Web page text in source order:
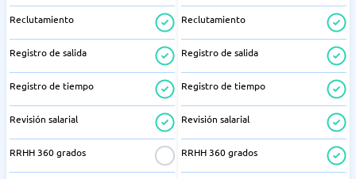
Reclutamiento
Registro de salida
Registro de tiempo
Revisión salarial
RRHH 360 grados
Reclutamiento
Registro de salida
Registro de tiempo
Revisión salarial
RRHH 360 grados